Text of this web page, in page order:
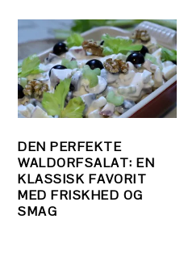
DEN PERFEKTE
WALDORFSALAT: EN
KLASSISK FAVORIT
MED FRISKHED OG
SMAG